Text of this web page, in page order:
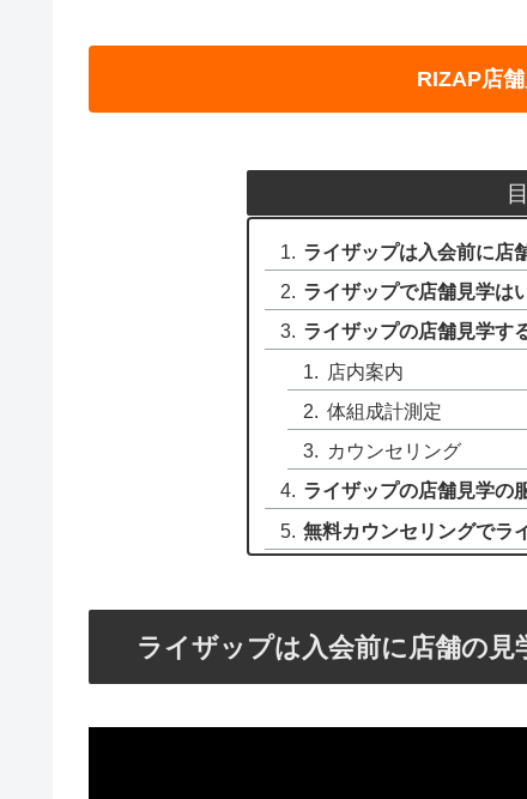
RIZAP店
ライザップは入会前に店
ライザップで店舗見学は
ライザップの店舗見学す
店内案内
体組成計測定
カウンセリング
ライザップの店舗見学の
無料カウンセリングでラ
ライザップは入会前に店舗の見